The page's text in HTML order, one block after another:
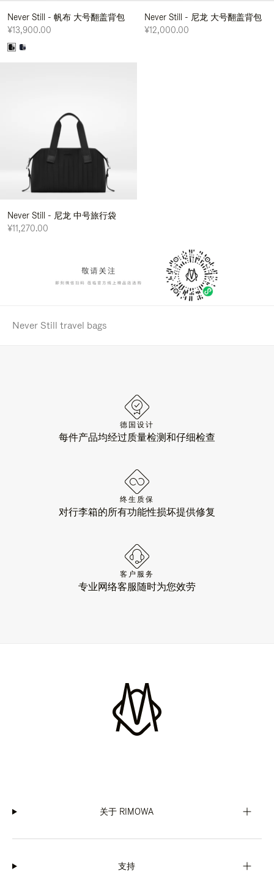
Never Still - 帆布 大号翻盖背包
¥13,900.00
Never Still - 尼龙 大号翻盖背包
¥12,000.00
Never Still - 尼龙 中号旅行袋
¥11,270.00
Never Still travel bags
德国设计
每件产品均经过质量检测和仔细检查
终生质保
对行李箱的所有功能性损坏提供修复
客户服务
专业网络客服随时为您效劳
关于 RIMOWA
支持